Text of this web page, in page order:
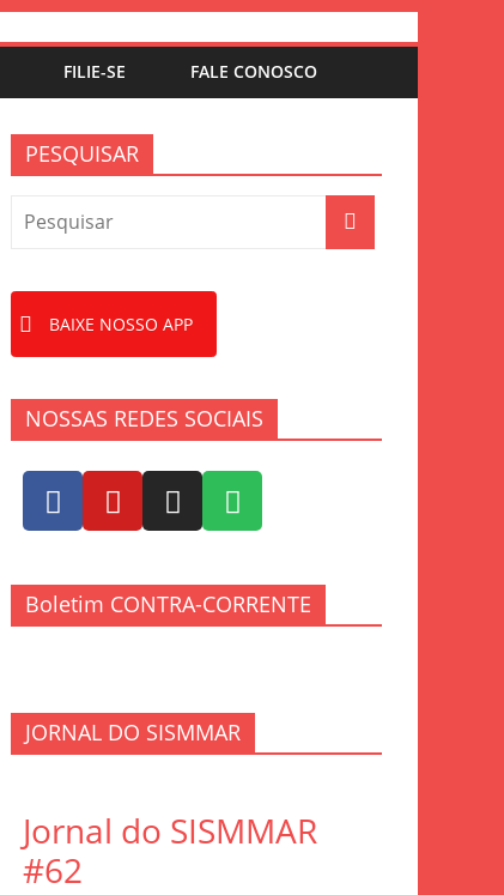
FILIE-SE FALE CONOSCO
PESQUISAR
BAIXE NOSSO APP
NOSSAS REDES SOCIAIS
Boletim CONTRA-CORRENTE
JORNAL DO SISMMAR
Jornal do SISMMAR
#62